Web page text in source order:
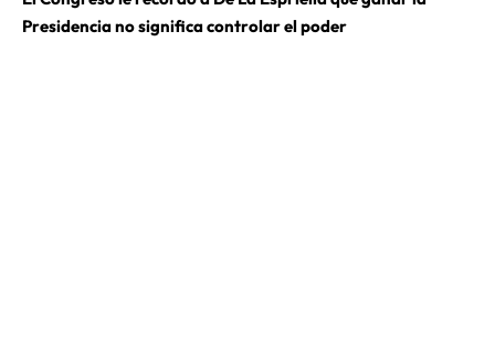
Presidencia no significa controlar el poder